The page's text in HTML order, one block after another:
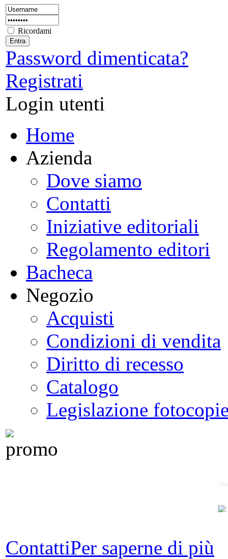
Ricordami
Password dimenticata?
Registrati
Login utenti
Home
Azienda
Dove siamo
Contatti
Iniziative editoriali
Regolamento editori
Bacheca
Negozio
Acquisti
Condizioni di vendita
Diritto di recesso
Catalogo
Legislazione
ContattiPer saperne di più